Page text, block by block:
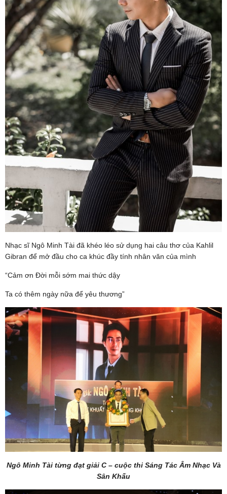
Nhạc sĩ Ngô Minh Tài đã khéo léo sử dụng hai câu thơ của Kahlil
Gibran để mở đầu cho ca khúc đầy tính nhân văn của mình
“Cảm ơn Đời mỗi sớm mai thức dậy
Ta có thêm ngày nữa để yêu thương”
Ngô Minh Tài từng đạt giải C – cuộc thi Sáng Tác Âm Nhạc Và
Sân Khấu